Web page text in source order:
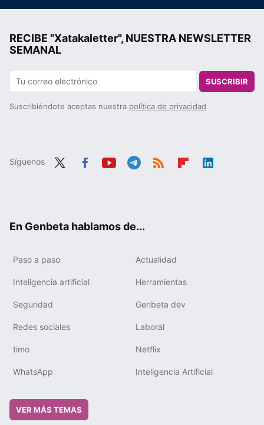
RECIBE "Xatakaletter", NUESTRA NEWSLETTER
SEMANAL
SUSCRIBIR
Suscribiéndote aceptas nuestra política de privacidad
Síguenos
En Genbeta hablamos de...
Paso a paso Actualidad
Inteligencia artificial Herramientas
Seguridad Genbeta dev
Redes sociales Laboral
timo Netflix
WhatsApp Inteligencia Artificial
VER MÁS TEMAS